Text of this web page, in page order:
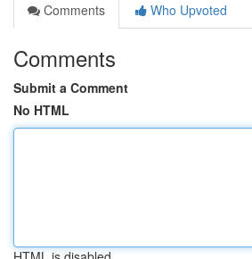
Comments
Who Upvoted
Comments
Submit a Comment
No HTML